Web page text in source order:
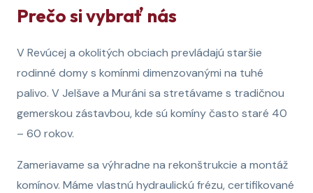
Prečo si vybrať nás
V Revúcej a okolitých obciach prevládajú staršie
rodinné domy s komínmi dimenzovanými na tuhé
palivo. V Jelšave a Muráni sa stretávame s tradičnou
gemerskou zástavbou, kde sú komíny často staré 40
– 60 rokov.
Zameriavame sa výhradne na rekonštrukcie a montáž
komínov. Máme vlastnú hydraulickú frézu, certifikované